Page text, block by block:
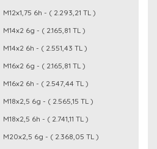
M12x1,75 6h - ( 2.293,21 TL )
M14x2 6g - ( 2.165,81 TL )
M14x2 6h - ( 2.551,43 TL )
M16x2 6g - ( 2.165,81 TL )
M16x2 6h - ( 2.547,44 TL )
M18x2,5 6g - ( 2.565,15 TL )
M18x2,5 6h - ( 2.741,11 TL )
M20x2,5 6g - ( 2.368,05 TL )